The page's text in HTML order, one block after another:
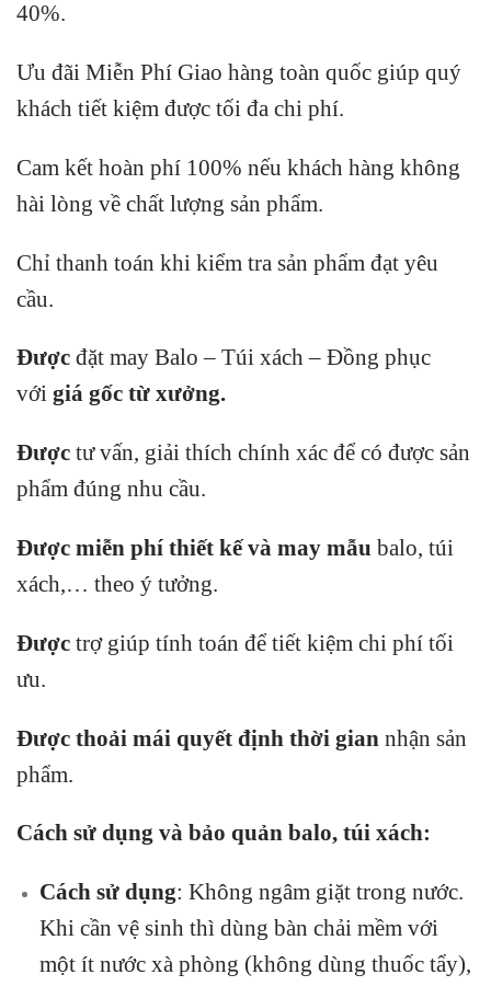
40%.
Ưu đãi Miễn Phí Giao hàng toàn quốc giúp quý
khách tiết kiệm được tối đa chi phí.
Cam kết hoàn phí 100% nếu khách hàng không
hài lòng về chất lượng sản phẩm.
Chỉ thanh toán khi kiểm tra sản phẩm đạt yêu
cầu.
Được đặt may Balo – Túi xách – Đồng phục
với giá gốc từ xưởng.
Được tư vấn, giải thích chính xác để có được sản
phẩm đúng nhu cầu.
Được miễn phí thiết kế và may mẫu balo, túi
xách,… theo ý tưởng.
Được trợ giúp tính toán để tiết kiệm chi phí tối
ưu.
Được thoải mái quyết định thời gian nhận sản
phẩm.
Cách sử dụng và bảo quản balo, túi xách:
Cách sử dụng: Không ngâm giặt trong nước.
Khi cần vệ sinh thì dùng bàn chải mềm với
một ít nước xà phòng (không dùng thuốc tẩy),